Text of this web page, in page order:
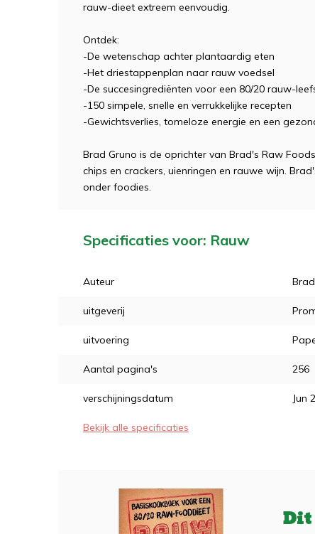
rauw-dieet extreem eenvoudig.
Ontdek:
-De wetenschap achter plantaardig eten
-Het driestappenplan naar rauw voedsel
-De succesingrediënten voor een 80/20 rauw-
-150 simpele, snelle en verrukkelijke recepten
-Gewichtsverlies, tomeloze energie en een
Brad Gruno is de oprichter van Brad's Raw
chips en crackers, uienringen en rauwe wijn.
onder foodies.
Specificaties voor: Rauw
Auteur
uitgeverij
uitvoering
Aantal pagina's 256
verschijningsdatum Jun
Bekijk alle specificaties